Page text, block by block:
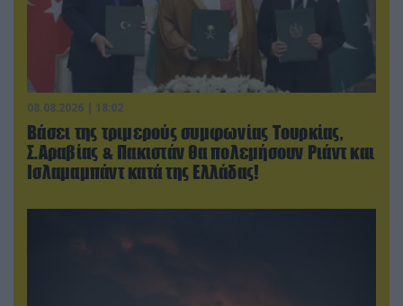
08.08.2026 | 18:02
Βάσει της τριμερούς συμφωνίας Τουρκίας,
Σ.Αραβίας & Πακιστάν θα πολεμήσουν Ριάντ και
Ισλαμαμπάντ κατά της Ελλάδας!